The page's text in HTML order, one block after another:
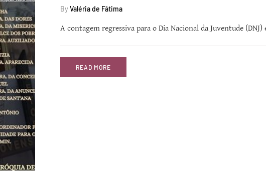
By Valéria de Fátima
A contagem regressiva para o Dia Nacional da Juventude (DNJ)
READ MORE